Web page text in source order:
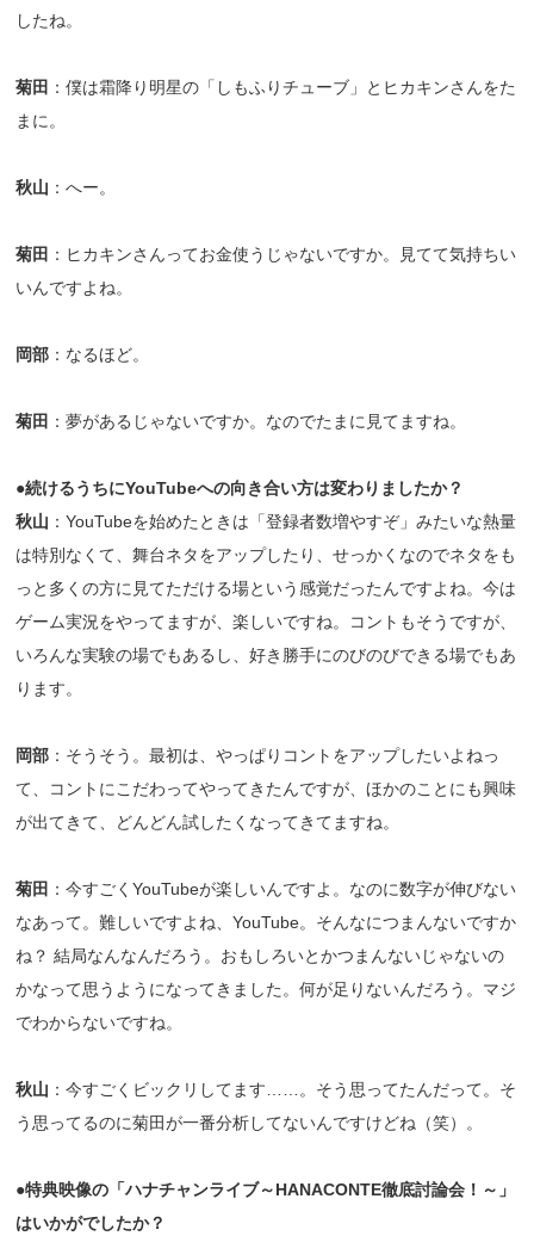
したね。
菊田 ：僕は霜降り明星の「しもふりチューブ」とヒカキンさんをた
まに。
秋山 ：へー。
菊田 ：ヒカキンさんってお金使うじゃないですか。見てて気持ちい
いんですよね。
岡部 ：なるほど。
菊田 ：夢があるじゃないですか。なのでたまに見てますね。
●続けるうちにYouTubeへの向き合い方は変わりましたか？
秋山 ：YouTubeを始めたときは「登録者数増やすぞ」みたいな熱量
は特別なくて、舞台ネタをアップしたり、せっかくなのでネタをも
っと多くの方に見てただける場という感覚だったんですよね。今は
ゲーム実況をやってますが、楽しいですね。コントもそうですが、
いろんな実験の場でもあるし、好き勝手にのびのびできる場でもあ
ります。
岡部 ：そうそう。最初は、やっぱりコントをアップしたいよねっ
て、コントにこだわってやってきたんですが、ほかのことにも興味
が出てきて、どんどん試したくなってきてますね。
菊田 ：今すごくYouTubeが楽しいんですよ。なのに数字が伸びない
なあって。難しいですよね、YouTube。そんなにつまんないですか
ね？ 結局なんなんだろう。おもしろいとかつまんないじゃないの
かなって思うようになってきました。何が足りないんだろう。マジ
でわからないですね。
秋山 ：今すごくビックリしてます……。そう思ってたんだって。そ
う思ってるのに菊田が一番分析してないんですけどね（笑）。
●特典映像の「ハナチャンライブ～HANACONTE徹底討論会！～」
はいかがでしたか？